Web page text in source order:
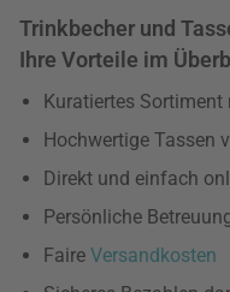
Trinkbecher und
Ihre Vorteile im
Kuratiertes Sortiment
Hochwertige Tassen
Direkt und einfach
Persönliche
Faire Versandkosten